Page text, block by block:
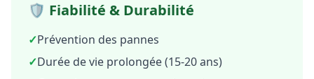
🛡️ Fiabilité & Durabilité
✓Prévention des pannes
✓Durée de vie prolongée (15-20 ans)